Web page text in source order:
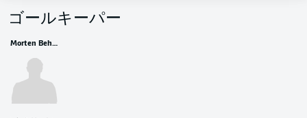
ゴールキーパー
Morten Behrens